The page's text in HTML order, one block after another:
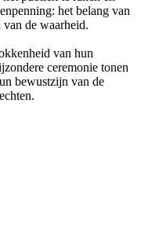
het belang van
de waarheid.
van hun
ceremonie tonen
bewustzijn van de